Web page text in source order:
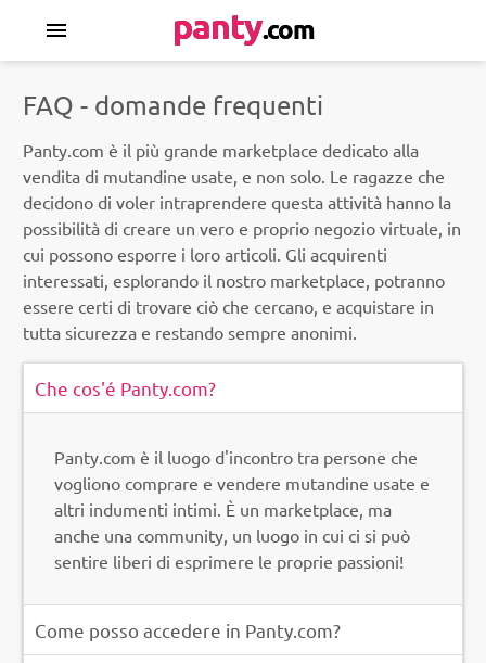
panty.com
menu
FAQ - domande frequenti
Panty.com è il più grande marketplace dedicato alla
vendita di mutandine usate, e non solo. Le ragazze che
decidono di voler intraprendere questa attività hanno la
possibilità di creare un vero e proprio negozio virtuale, in
cui possono esporre i loro articoli. Gli acquirenti
interessati, esplorando il nostro marketplace, potranno
essere certi di trovare ciò che cercano, e acquistare in
tutta sicurezza e restando sempre anonimi.
Che cos'é Panty.com?
Panty.com è il luogo d'incontro tra persone che
vogliono comprare e vendere mutandine usate e
altri indumenti intimi. È un marketplace, ma
anche una community, un luogo in cui ci si può
sentire liberi di esprimere le proprie passioni!
Come posso accedere in Panty.com?